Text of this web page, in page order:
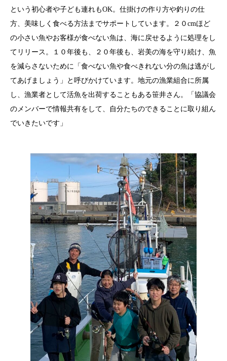
という初心者や子ども連れもOK。仕掛けの作り方や釣りの仕
方、美味しく食べる方法までサポートしています。２０cmほど
の小さい魚やお客様が食べない魚は、海に戻せるように処理をし
てリリース。１０年後も、２０年後も、岩美の海を守り続け、魚
を減らさないために「食べない魚や食べきれない分の魚は逃がし
てあげましょう」と呼びかけています。地元の漁業組合に所属
し、漁業者として活魚を出荷することもある笹井さん。「協議会
のメンバーで情報共有をして、自分たちのできることに取り組ん
でいきたいです」